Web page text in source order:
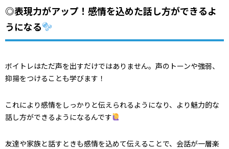
◎表現力がアップ！感情を込めた話し方ができるよ
うになる
ボイトレはただ声を出すだけではありません。声のトーンや強弱、
抑揚をつけることも学びます！
これにより感情をしっかりと伝えられるようになり、より魅力的な
話し方ができるようになるんです
友達や家族と話すときも感情を込めて伝えることで、会話が一層楽